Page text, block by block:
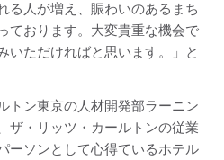
る人が増え、賑わいのあるまち
ております。大変貴重な機会で
いただければと思います。」と
トン東京の人材開発部ラーニン
ザ・リッツ・カールトンの従業
ーソンとして心得ているホテル